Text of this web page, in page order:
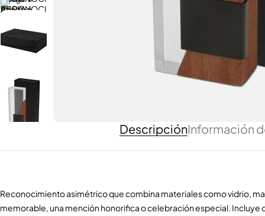
DescripciónInformación
Reconocimiento asimétrico que combina materiales como vidrio,
memorable, una mención honorifica o celebración especial. Incluye